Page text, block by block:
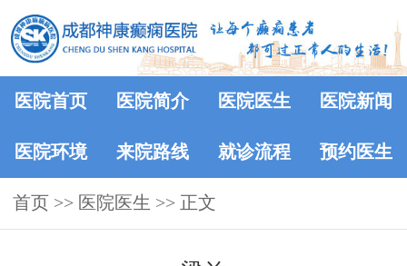
医院首页 医院简介 医院医生 医院新闻
医院环境 来院路线 就诊流程 预约医生
首页 >> 医院医生 >> 正文